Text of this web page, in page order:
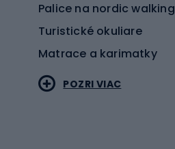
Palice na nordic walking
Turistické okuliare
Matrace a karimatky
POZRI VIAC